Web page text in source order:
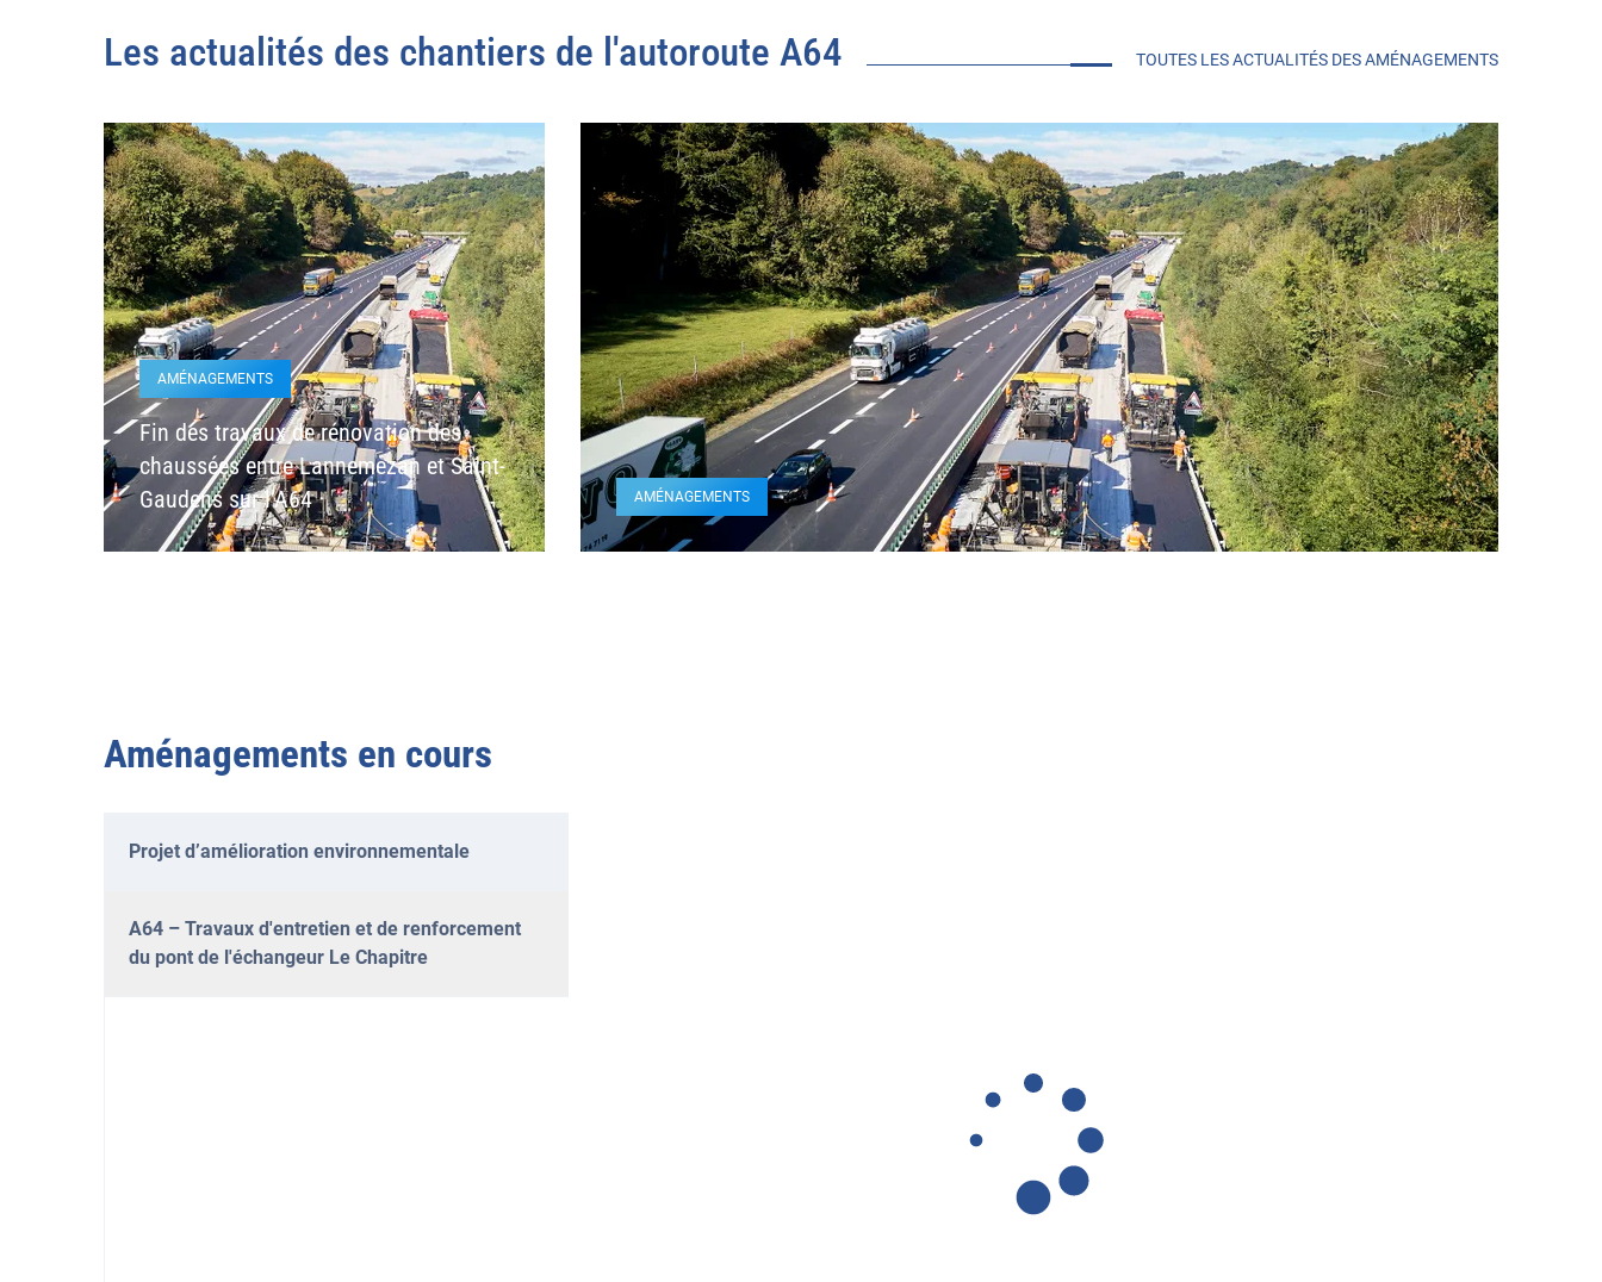
Les actualités des chantiers de l'autoroute A64 TOUTES LES ACTUALITÉS DES AMÉNAGEMENTS
AMÉNAGEMENTS
Fin des travaux de rénovation des
chaussées entre Lannemezan et Saint-
Gaudens sur l’A64
AMÉNAGEMENTS
Aménagements en cours
Projet d’amélioration environnementale
A64 – Travaux d'entretien et de renforcement
du pont de l'échangeur Le Chapitre